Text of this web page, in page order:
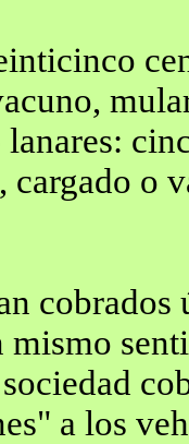
cargado o
mismo
a los